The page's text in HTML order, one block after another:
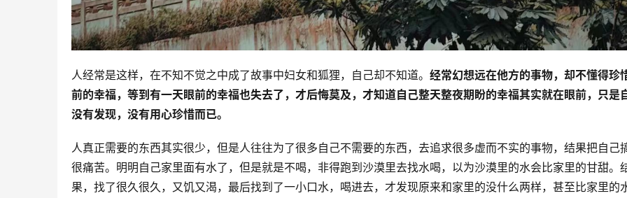
人经常是这样，在不知不觉之中成了故事中妇女和狐狸，自己却不知道。 经常幻想远在他方的事物，却不懂得珍
前的幸福，等到有一天眼前的幸福也失去了，才后悔莫及，才知道自己整天整夜期盼的幸福其实就在眼前，只是
没有发现，没有用心珍惜而已。
人真正需要的东西其实很少，但是人往往为了很多自己不需要的东西，去追求很多虚而不实的事物，结果把自己
很痛苦。明明自己家里面有水了，但是就是不喝，非得跑到沙漠里去找水喝，以为沙漠里的水会比家里的甘甜。
果，找了很久很久，又饥又渴，最后找到了一小口水，喝进去，才发现原来和家里的没什么两样，甚至比家里的